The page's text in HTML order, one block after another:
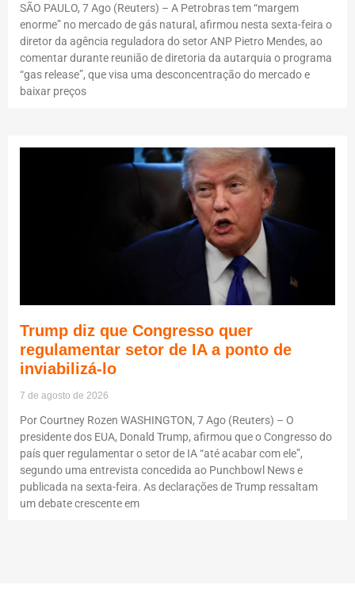
SÃO PAULO, 7 Ago (Reuters) – A Petrobras tem “margem
enorme” no mercado de gás natural, afirmou nesta sexta-feira o
diretor da agência reguladora do setor ANP Pietro Mendes, ao
comentar durante reunião de diretoria da autarquia o programa
“gas release”, que visa uma desconcentração do mercado e
baixar preços
Trump diz que Congresso quer
regulamentar setor de IA a ponto de
inviabilizá-lo
7 de agosto de 2026
Por Courtney Rozen WASHINGTON, 7 Ago (Reuters) – O
presidente dos EUA, Donald Trump, afirmou que o Congresso do
país quer regulamentar o setor de IA “até acabar com ele”,
segundo uma entrevista concedida ao Punchbowl News e
publicada na sexta-feira. As declarações de Trump ressaltam
um debate crescente em